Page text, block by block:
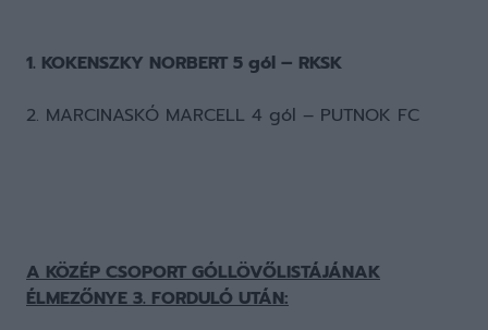
1. KOKENSZKY NORBERT 5 gól – RKSK
2. MARCINASKÓ MARCELL 4 gól – PUTNOK FC
A KÖZÉP CSOPORT GÓLLÖVŐLISTÁJÁNAK
ÉLMEZŐNYE 3. FORDULÓ UTÁN: